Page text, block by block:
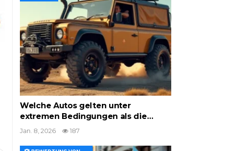
Welche Autos gelten unter
extremen Bedingungen als die…
Jan. 8, 2026 187